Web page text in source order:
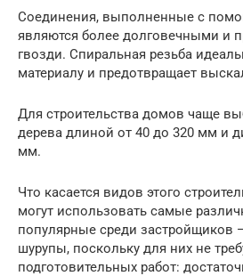
Соединения, выполненные с
являются более долговечными и
гвозди. Спиральная резьба
материалу и предотвращает
Для строительства домов чаще
дерева длиной от 40 до 320 мм и
мм.
Что касается видов этого
могут использовать самые
популярные среди застройщиков
шурупы, поскольку для них не
подготовительных работ: